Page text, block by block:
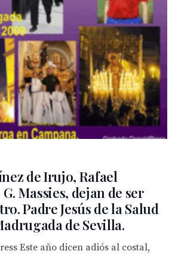
de Irujo, Rafael
Massies, dejan de ser
Padre Jesús de la Salud
de Sevilla.
Este año dicen adiós al costal,